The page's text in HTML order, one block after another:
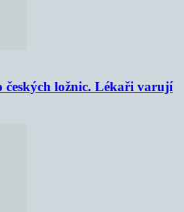
ložnic. Lékaři varují